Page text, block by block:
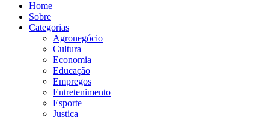
Home
Sobre
Categorias
Agronegócio
Cultura
Economia
Educação
Empregos
Entretenimento
Esporte
Justiça